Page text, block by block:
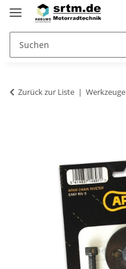
Zurück zur Liste Werkzeuge